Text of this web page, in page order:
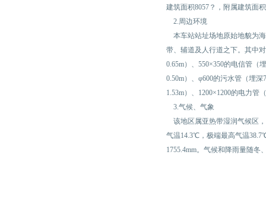
建筑面积8057？，附属建筑面
2.周边环境
本车站站址场地原始地貌为
带、辅道及人行道之下。其中
0.65m）、550×350的电信管（
0.50m）、φ600的污水管（埋
1.53m）、1200×1200的电力管
3.气候、气象
该地区属亚热带湿润气候区
气温14.3℃，极端最高气温
1755.4mm。气候和降雨量随